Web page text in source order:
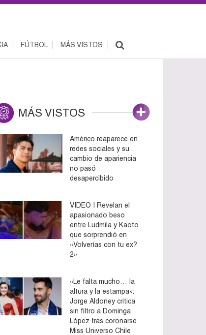
FÚTBOL MÁS VISTOS
MÁS VISTOS
Américo reaparece en
redes sociales y su
cambio de apariencia
no pasó
desapercibido
VIDEO | Revelan el
apasionado beso
entre Ludmila y Kaoto
que sorprendió en
«Volverías con tu ex?
2»
«Le falta mucho… la
altura y la estampa»:
Jorge Aldoney critica
sin filtro a Dominga
López tras coronarse
Miss Universo Chile